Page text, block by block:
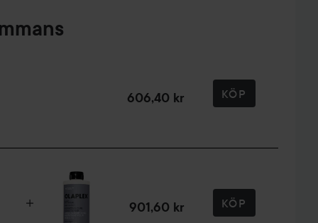
606,40 kr KÖP
901,60 kr KÖP